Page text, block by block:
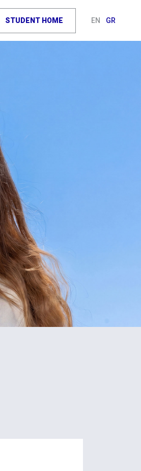
STUDENT HOME EN GR
5
Schools